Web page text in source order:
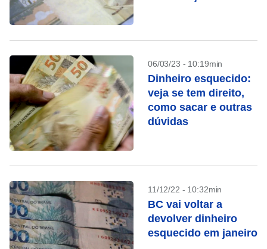
06/03/23 - 10:19min
Dinheiro esquecido:
veja se tem direito,
como sacar e outras
dúvidas
11/12/22 - 10:32min
BC vai voltar a
devolver dinheiro
esquecido em janeiro